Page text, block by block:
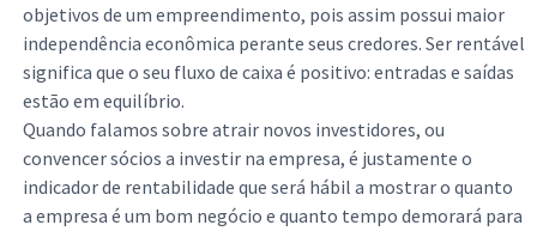
objetivos de um empreendimento, pois assim possui maior
independência econômica perante seus credores. Ser rentável
significa que o seu fluxo de caixa é positivo: entradas e saídas
estão em equilíbrio.
Quando falamos sobre atrair novos investidores, ou
convencer sócios a investir na empresa, é justamente o
indicador de rentabilidade que será hábil a mostrar o quanto
a empresa é um bom negócio e quanto tempo demorará para